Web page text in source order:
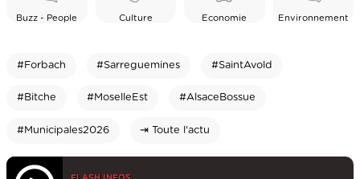
Buzz - People Culture Economie Environnement
#Forbach #Sarreguemines #SaintAvold
#Bitche #MoselleEst #AlsaceBossue
#Municipales2026 ⇥ Toute l'actu